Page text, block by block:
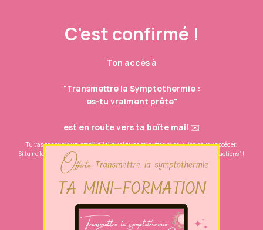
C'est confirmé !
Ton accès à
"Transmettre la Symptothermie :
es-tu vraiment prête"
est en routevers ta boîte mail ✉️
Tu vasrecevoir unemaild’ici quelques minutesavec le lien pour y accéder.
Si tu ne le vois pas, pense à vérifier les spams ou l’onglet “Promotions/Transactions” !